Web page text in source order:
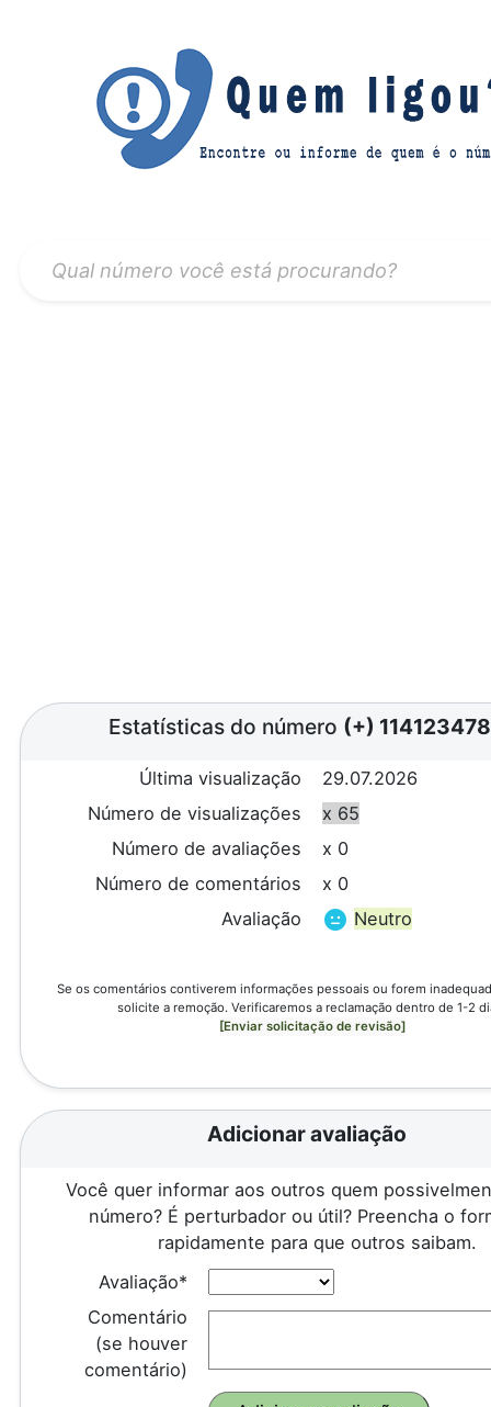
Estatísticas do número (+)
Última visualização
29.07.2026
Número de visualizações
x 65
Número de avaliações
x 0
Número de comentários
x 0
Avaliação
Neutro
Se os comentários contiverem informações pessoais ou forem
solicite a remoção. Verificaremos a reclamação dentro de 1-2
[Enviar solicitação de revisão]
Adicionar avaliação
Você quer informar aos outros quem
número? É perturbador ou útil? Preencha o
rapidamente para que outros saibam.
Avaliação*
Comentário
(se houver
comentário)